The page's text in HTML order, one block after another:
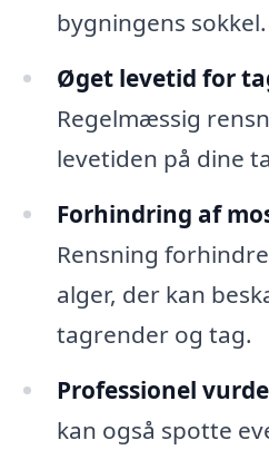
bygningens sokkel.
Øget levetid for
Regelmæssig
levetiden på dine
Forhindring af
Rensning
alger, der kan
tagrender og tag.
Professionel
kan også spotte